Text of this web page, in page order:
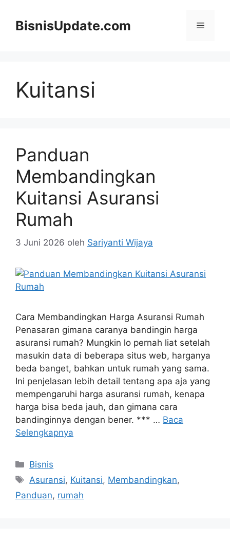
BisnisUpdate.com Menu
Kuitansi
Panduan
Membandingkan
Kuitansi Asuransi
Rumah
3 Juni 2026 oleh Sariyanti Wijaya
Cara Membandingkan Harga Asuransi Rumah
Penasaran gimana caranya bandingin harga
asuransi rumah? Mungkin lo pernah liat setelah
masukin data di beberapa situs web, harganya
beda banget, bahkan untuk rumah yang sama.
Ini penjelasan lebih detail tentang apa aja yang
mempengaruhi harga asuransi rumah, kenapa
harga bisa beda jauh, dan gimana cara
bandinginnya dengan bener. *** … Baca
Selengkapnya
Kategori
Bisnis
Tag
Asuransi, Kuitansi, Membandingkan,
Panduan, rumah